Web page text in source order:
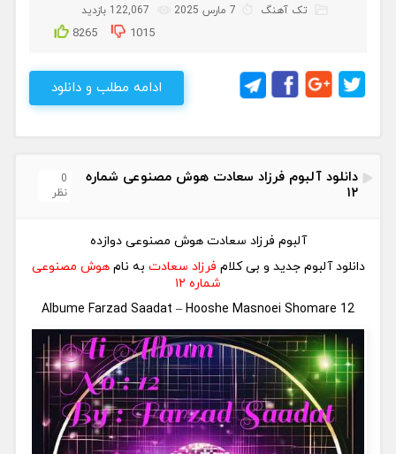
تک آهنگ 7 مارس 2025 122,067 بازدید
8265 1015
ادامه مطلب و دانلود
دانلود آلبوم فرزاد سعادت هوش مصنوعی شماره
۱۲
0
نظر
آلبوم فرزاد سعادت هوش مصنوعی دوازده
دانلود آلبوم جدید و بی کلام فرزاد سعادت به نامهوش مصنوعی
شماره ۱۲
Albume Farzad Saadat – Hooshe Masnoei Shomare 12